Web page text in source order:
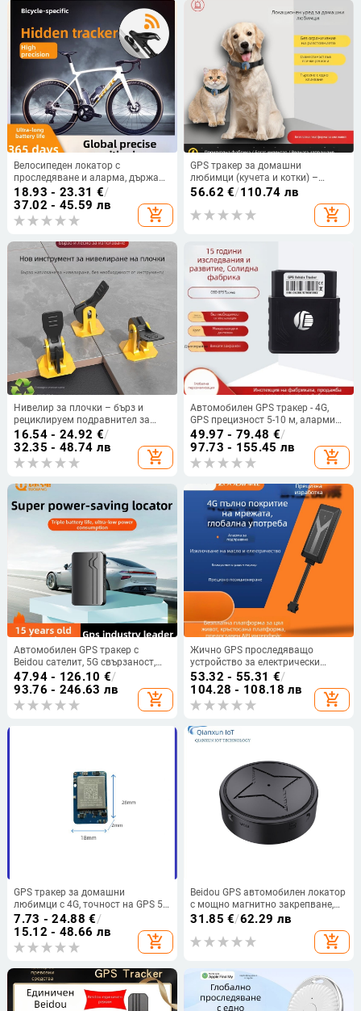
Велосипеден локатор с
проследяване и аларма, държач
за бутилка вода за MTB – AirTag
съвместим, ABS, 220 mAh, iOS
18.93 - 23.31 €/
37.02 - 45.59 лв
add_shopping_cart
GPS тракер за домашни
любимци (кучета и котки) –
прецизност 5 м, IP67
водоустойчив, до 25 дни живот
на батерията, аларми при
изключване, мобилен аларм и
офлайн карта и проследяване на
траектория
56.62 €/110.74 лв
add_shopping_cart
Нивелир за плочки – бърз и
рециклируем подравнител за
полагане на керамични плочки,
универсален модел
16.54 - 24.92 €/
32.35 - 48.74 лв
add_shopping_cart
Автомобилен GPS тракер - 4G,
GPS прецизност 5-10 м, аларми
(вибрация, SOS, геозона,
превишена скорост)
49.97 - 79.48 €/
97.73 - 155.45 лв
add_shopping_cart
Автомобилен GPS тракер с
Beidou сателит, 5G свързаност,
без монтаж, ниска консумация на
енергия, IP65 водоустойчив
47.94 - 126.10 €/
93.76 - 246.63 лв
add_shopping_cart
Жично GPS проследяващо
устройство за електрически
превозни средства и автомобили
с BeiDou позициониране,
управление на превозното
средство и интелигентна защита
53.32 - 55.31 €/
104.28 - 108.18 лв
add_shopping_cart
GPS тракер за домашни
любимци с 4G, точност на GPS 5
м, IP67 водоустойчив, 15-дневна
батерия, множество алармени
режими
7.73 - 24.88 €/
15.12 - 48.66 лв
add_shopping_cart
Beidou GPS автомобилен локатор
с мощно магнитно закрепване,
точност 3 м, 72 ч живот на
батерията, множество аларми
(вибрация, загуба на захранване,
AMAP/Baidu/Google
31.85 €/62.29 лв
add_shopping_cart